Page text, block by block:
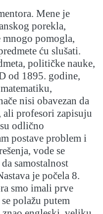
Mene je
porekla,
pomogla,
ću slušati.
političke nauke,
od 1895. godine,
nisi obavezan da
ali profesori zapisuju
odlično
postave problem i
vode se
samostalnost
je počela 8.
smo imali prve
polažu putem